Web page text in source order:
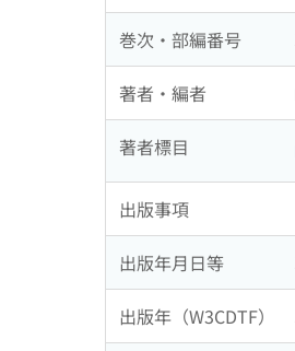
巻次・部編番号
著者・編者
著者標目
出版事項
出版年月日等
出版年（W3CDTF）